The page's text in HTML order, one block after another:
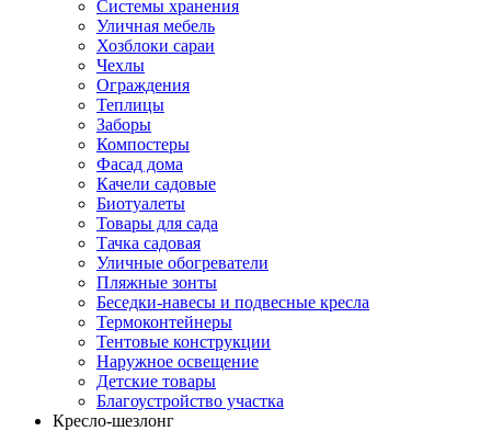
Системы хранения
Уличная мебель
Хозблоки сараи
Чехлы
Ограждения
Теплицы
Заборы
Компостеры
Фасад дома
Качели садовые
Биотуалеты
Товары для сада
Тачка садовая
Уличные обогреватели
Пляжные зонты
Беседки-навесы и подвесные кресла
Термоконтейнеры
Тентовые конструкции
Наружное освещение
Детские товары
Благоустройство участка
Кресло-шезлонг